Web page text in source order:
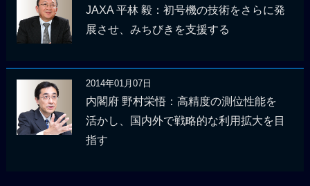
JAXA 平林 毅：初号機の技術をさらに発
展させ、みちびきを支援する
2014年01月07日
内閣府 野村栄悟：高精度の測位性能を
活かし、国内外で戦略的な利用拡大を目
指す